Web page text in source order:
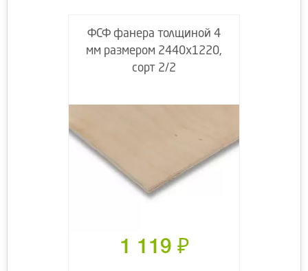
ФСФ фанера толщиной 4
мм размером 2440х1220,
сорт 2/2
1 119 ₽